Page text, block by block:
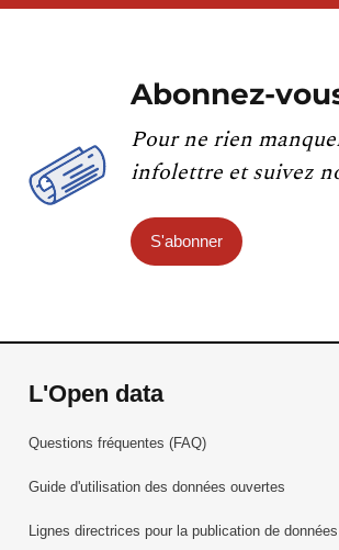
Abonnez-
Pour ne rien
infolettre et suivez
S'abonner
L'Open data
Questions fréquentes (FAQ)
Guide d'utilisation des données ouvertes
Lignes directrices pour la publication de données